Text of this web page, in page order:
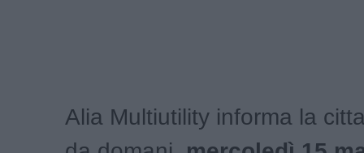
Alia Multiutility informa la